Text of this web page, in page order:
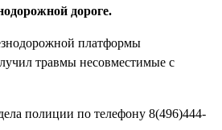
дороге.
платформы
травмы несовместимые с
полиции по телефону 8(496)444-